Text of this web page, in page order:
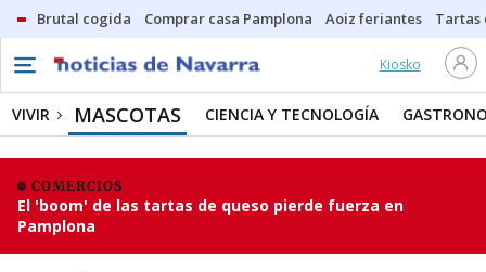
Brutal cogida Comprar casa Pamplona Aoiz feriantes Tartas
Kiosko
VIVIR MASCOTAS CIENCIA Y TECNOLOGÍA
COMERCIOS
El 'boom' de las tartas de queso pierde fuerza en
Pamplona